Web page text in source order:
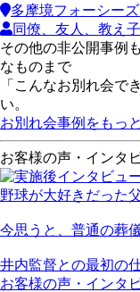
多摩境フォーシー
同僚、友人、教え
その他の非公開事例
なものまで
「こんなお別れ会で
い。
お別れ会事例をもっ
お客様の声・インタ
野球が大好きだった
今思うと、普通の葬
井内監督との最初の
お客様の声・インタ